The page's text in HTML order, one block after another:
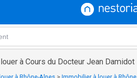
à Cours du Docteur Jean Damidot